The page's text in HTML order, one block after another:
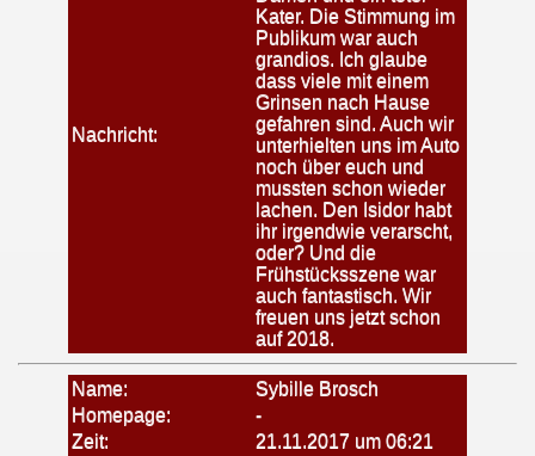
Nachricht:
Kater. Die Stimmung im
Publikum war auch
grandios. Ich glaube
dass viele mit einem
Grinsen nach Hause
gefahren sind. Auch wir
unterhielten uns im Auto
noch über euch und
mussten schon wieder
lachen. Den Isidor habt
ihr irgendwie verarscht,
oder? Und die
Frühstücksszene war
auch fantastisch. Wir
freuen uns jetzt schon
auf 2018.
Name:
Sybille Brosch
Homepage:
-
Zeit:
21.11.2017 um 06:21